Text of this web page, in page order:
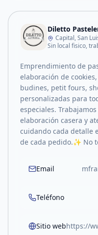
Diletto
Capital, San
Emprendimiento de
elaboración de
budines, petit fours,
personalizadas para
especiales.
elaboración casera y
cuidando cada detalle
de cada pedido.✨ No
Email
Teléfono
Sitio web